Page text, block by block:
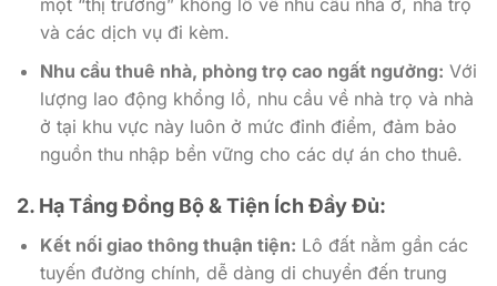
một “thị trường” khổng lồ về nhu cầu nhà ở, nhà trọ
và các dịch vụ đi kèm.
Nhu cầu thuê nhà, phòng trọ cao ngất ngưởng: Với
lượng lao động khổng lồ, nhu cầu về nhà trọ và nhà
ở tại khu vực này luôn ở mức đỉnh điểm, đảm bảo
nguồn thu nhập bền vững cho các dự án cho thuê.
2. Hạ Tầng Đồng Bộ & Tiện Ích Đầy Đủ:
Kết nối giao thông thuận tiện: Lô đất nằm gần các
tuyến đường chính, dễ dàng di chuyển đến trung